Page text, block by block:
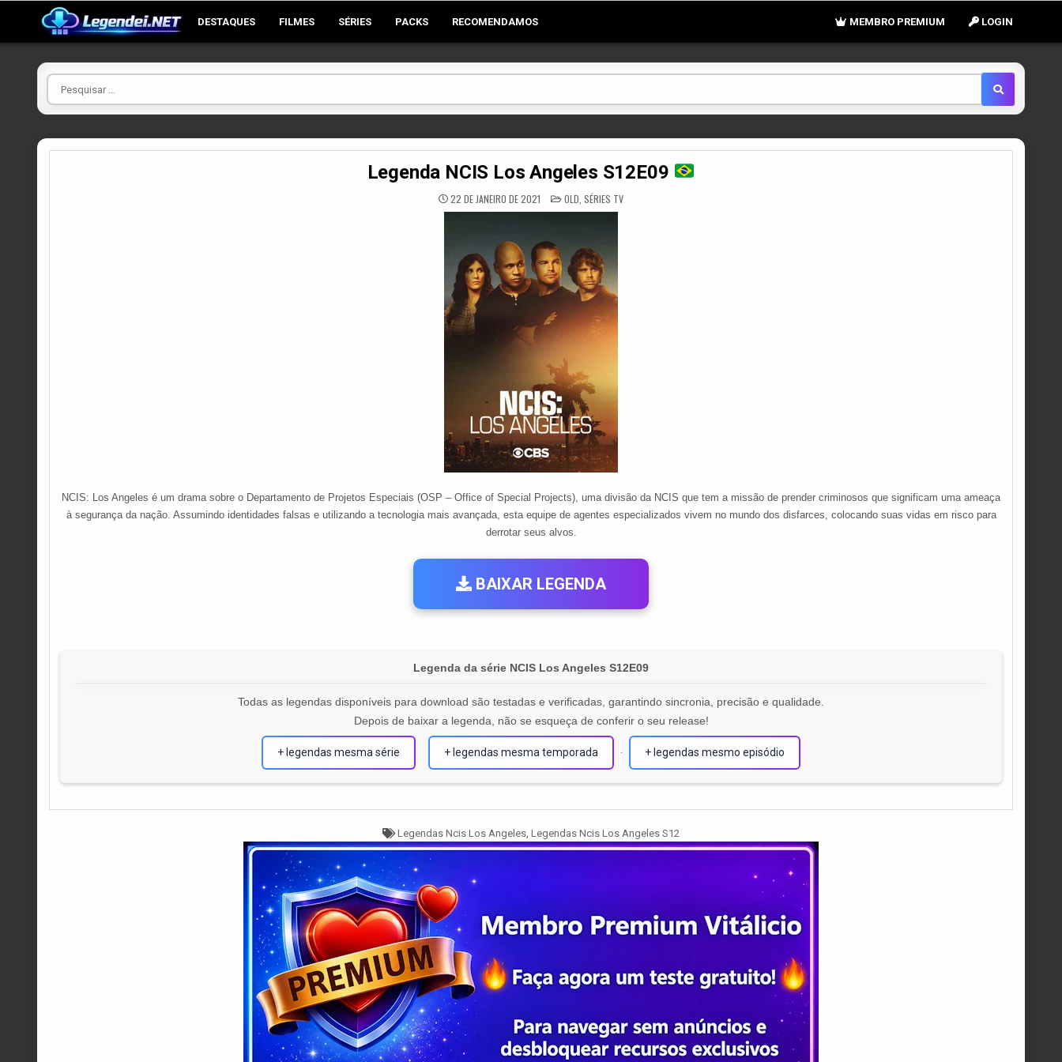
DESTAQUES FILMES SÉRIES PACKS RECOMENDAMOS LOGIN
MEMBRO PREMIUM
Pesquisar
por
Legenda NCIS Los Angeles S12E09
22 DE JANEIRO DE 2021 POSTED
IN
OLD SÉRIES TV
NCIS: Los Angeles é um drama sobre o Departamento de Projetos Especiais (OSP – Office of Special Projects), uma divisão da NCIS que tem a missão de prender criminosos que significam uma ameaça
à segurança da nação. Assumindo identidades falsas e utilizando a tecnologia mais avançada, esta equipe de agentes especializados vivem no mundo dos disfarces, colocando suas vidas em risco para
derrotar seus alvos.
BAIXAR LEGENDA
Legenda da série NCIS Los Angeles S12E09
Todas as legendas disponíveis para download são testadas e verificadas, garantindo sincronia, precisão e qualidade.
Depois de baixar a legenda, não se esqueça de conferir o seu release!
+ legendas mesma série + legendas mesma temporada · + legendas mesmo episódio
Tagged
Legendas Ncis Los Angeles Legendas Ncis Los Angeles S12